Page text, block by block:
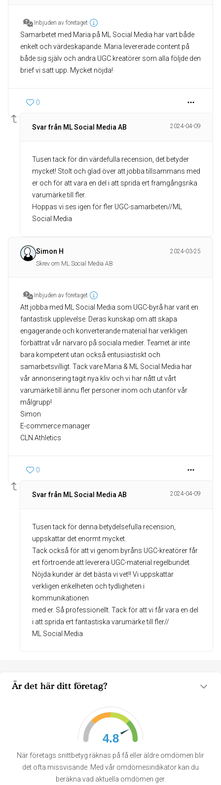
Är det här ditt företag?
4.8
När företags snittbetyg räknas på få eller äldre omdömen blir
det ofta missvisande. Med vår omdömesindikator kan du
beräkna vad aktuella omdömen ger.
Inbjuden av företaget
Samarbetet med Maria på ML Social Media har vart både
enkelt och värdeskapande. Maria levererade content på
både sig själv och andra UGC kreatörer som alla följde den
brief vi satt upp. Mycket nöjda!
0
Svar från ML Social Media AB 2024-04-09
Tusen tack för din värdefulla recension, det betyder
mycket! Stolt och glad över att jobba tillsammans med
er och för att vara en del i att sprida ert framgångsrika
varumärke till fler.
Hoppas vi ses igen för fler UGC-samarbeten//ML
Social Media
Simon H
2024-03-25
Skrev om ML Social Media AB
Inbjuden av företaget
Att jobba med ML Social Media som UGC-byrå har varit en
fantastisk upplevelse. Deras kunskap om att skapa
engagerande och konverterande material har verkligen
förbättrat vår närvaro på sociala medier. Teamet är inte
bara kompetent utan också entusiastiskt och
samarbetsvilligt. Tack vare Maria & ML Social Media har
vår annonsering tagit nya kliv och vi har nått ut vårt
varumärke till ännu fler personer inom och utanför vår
målgrupp!
Simon
E-commerce manager
CLN Athletics
0
Svar från ML Social Media AB 2024-04-09
Tusen tack för denna betydelsefulla recension,
uppskattar det enormt mycket.
Tack också för att vi genom byråns UGC-kreatörer får
ert förtroende att leverera UGC-material regelbundet.
Nöjda kunder är det bästa vi vet!! Vi uppskattar
verkligen enkelheten och tydligheten i
kommunikationen
med er. Så professionellt. Tack för att vi får vara en del
i att sprida ert fantastiska varumärke till fler//
ML Social Media